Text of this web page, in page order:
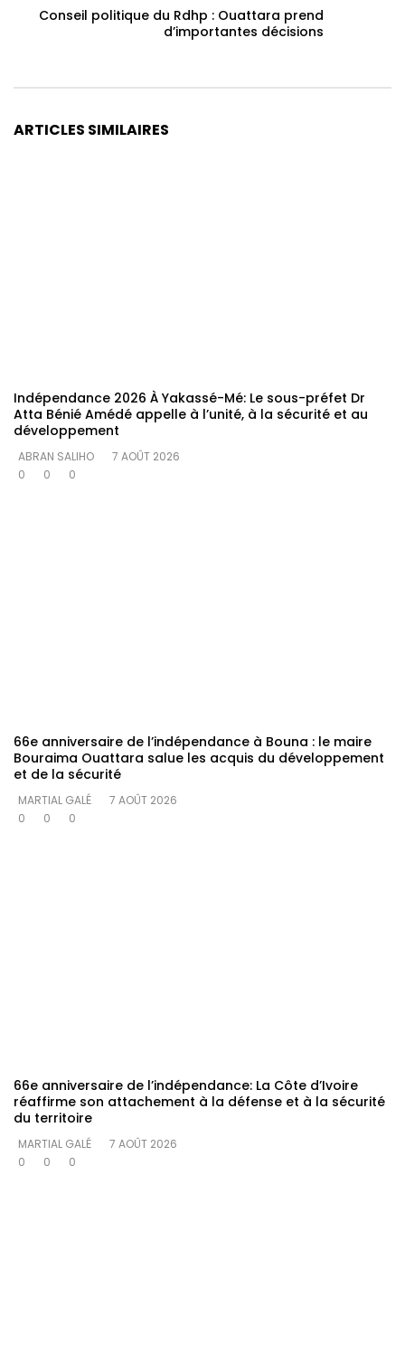
Conseil politique du Rdhp : Ouattara prend
d’importantes décisions
ARTICLES SIMILAIRES
Indépendance 2026 À Yakassé-Mé: Le sous-préfet Dr
Atta Bénié Amédé appelle à l’unité, à la sécurité et au
développement
ABRAN SALIHO
7 AOÛT 2026
0
0 0
66e anniversaire de l’indépendance à Bouna : le maire
Bouraima Ouattara salue les acquis du développement
et de la sécurité
MARTIAL GALÉ
7 AOÛT 2026
0
0 0
66e anniversaire de l’indépendance: La Côte d’Ivoire
réaffirme son attachement à la défense et à la sécurité
du territoire
MARTIAL GALÉ
7 AOÛT 2026
0
0 0